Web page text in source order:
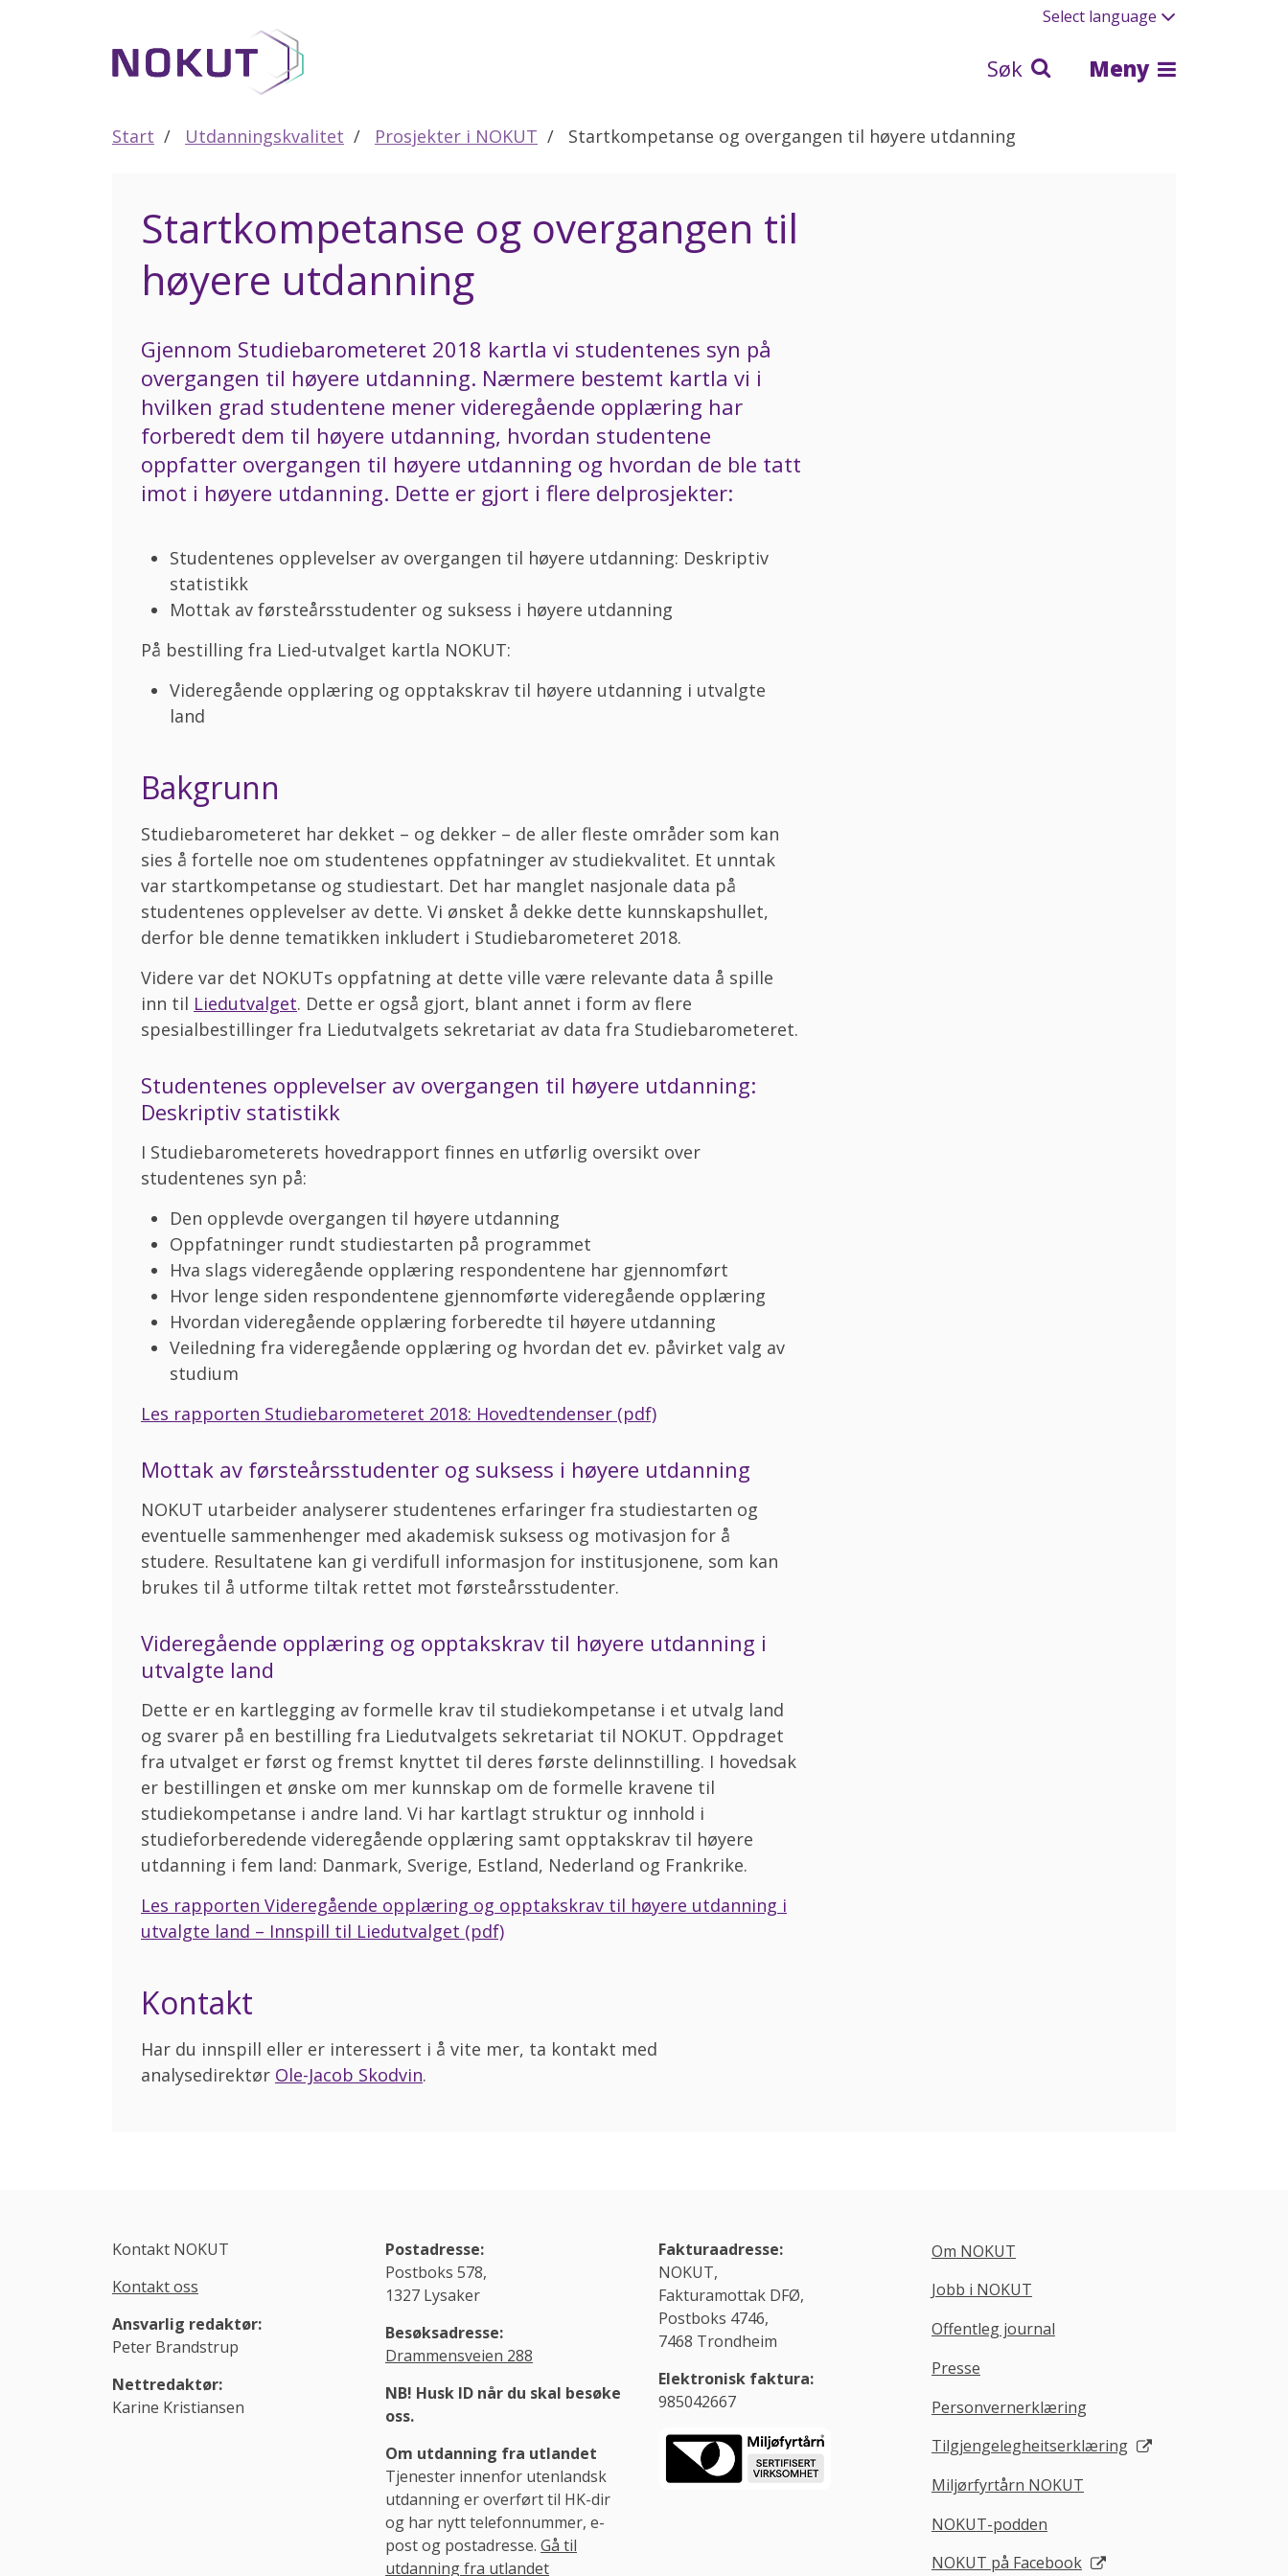
Select language
Søk Meny
Start Utdanningskvalitet Prosjekter i NOKUT Startkompetanse og overgangen til høyere utdanning
Startkompetanse og overgangen til
høyere utdanning
Gjennom Studiebarometeret 2018 kartla vi studentenes syn på
overgangen til høyere utdanning. Nærmere bestemt kartla vi i
hvilken grad studentene mener videregående opplæring har
forberedt dem til høyere utdanning, hvordan studentene
oppfatter overgangen til høyere utdanning og hvordan de ble tatt
imot i høyere utdanning. Dette er gjort i flere delprosjekter:
Studentenes opplevelser av overgangen til høyere utdanning: Deskriptiv
statistikk
Mottak av førsteårsstudenter og suksess i høyere utdanning
På bestilling fra Lied-utvalget kartla NOKUT:
Videregående opplæring og opptakskrav til høyere utdanning i utvalgte
land
Bakgrunn
Studiebarometeret har dekket – og dekker – de aller fleste områder som kan
sies å fortelle noe om studentenes oppfatninger av studiekvalitet. Et unntak
var startkompetanse og studiestart. Det har manglet nasjonale data på
studentenes opplevelser av dette. Vi ønsket å dekke dette kunnskapshullet,
derfor ble denne tematikken inkludert i Studiebarometeret 2018.
Videre var det NOKUTs oppfatning at dette ville være relevante data å spille
inn til Liedutvalget. Dette er også gjort, blant annet i form av flere
spesialbestillinger fra Liedutvalgets sekretariat av data fra Studiebarometeret.
Studentenes opplevelser av overgangen til høyere utdanning:
Deskriptiv statistikk
I Studiebarometerets hovedrapport finnes en utførlig oversikt over
studentenes syn på:
Den opplevde overgangen til høyere utdanning
Oppfatninger rundt studiestarten på programmet
Hva slags videregående opplæring respondentene har gjennomført
Hvor lenge siden respondentene gjennomførte videregående opplæring
Hvordan videregående opplæring forberedte til høyere utdanning
Veiledning fra videregående opplæring og hvordan det ev. påvirket valg av
studium
Les rapporten Studiebarometeret 2018: Hovedtendenser (pdf)
Mottak av førsteårsstudenter og suksess i høyere utdanning
NOKUT utarbeider analyserer studentenes erfaringer fra studiestarten og
eventuelle sammenhenger med akademisk suksess og motivasjon for å
studere. Resultatene kan gi verdifull informasjon for institusjonene, som kan
brukes til å utforme tiltak rettet mot førsteårsstudenter.
Videregående opplæring og opptakskrav til høyere utdanning i
utvalgte land
Dette er en kartlegging av formelle krav til studiekompetanse i et utvalg land
og svarer på en bestilling fra Liedutvalgets sekretariat til NOKUT. Oppdraget
fra utvalget er først og fremst knyttet til deres første delinnstilling. I hovedsak
er bestillingen et ønske om mer kunnskap om de formelle kravene til
studiekompetanse i andre land. Vi har kartlagt struktur og innhold i
studieforberedende videregående opplæring samt opptakskrav til høyere
utdanning i fem land: Danmark, Sverige, Estland, Nederland og Frankrike.
Les rapporten Videregående opplæring og opptakskrav til høyere utdanning i
utvalgte land – Innspill til Liedutvalget (pdf)
Kontakt
Har du innspill eller er interessert i å vite mer, ta kontakt med
analysedirektør Ole-Jacob Skodvin.
Kontakt NOKUT
Kontakt oss
Ansvarlig redaktør:
Peter Brandstrup
Nettredaktør:
Karine Kristiansen
Postadresse:
Postboks 578,
1327 Lysaker
Besøksadresse:
Drammensveien 288
NB! Husk ID når du skal besøke
oss.
Om utdanning fra utlandet
Tjenester innenfor utenlandsk
utdanning er overført til HK-dir
og har nytt telefonnummer, e-
post og postadresse. Gå til
utdanning fra utlandet
Fakturaadresse:
NOKUT,
Fakturamottak DFØ,
Postboks 4746,
7468 Trondheim
Elektronisk faktura:
985042667
Om NOKUT
Jobb i NOKUT
Offentleg journal
Presse
Personvernerklæring
Tilgjengelegheitserklæring
Miljørfyrtårn NOKUT
NOKUT-podden
NOKUT på Facebook